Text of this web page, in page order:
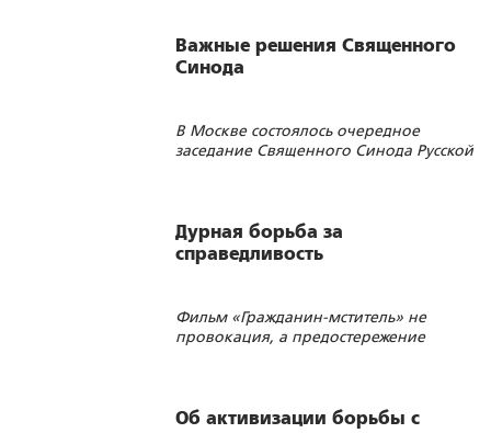
Важные решения Священного
Синода
В Москве состоялось очередное
заседание Священного Синода Русской
Дурная борьба за
справедливость
Фильм «Гражданин-мститель» не
провокация, а предостережение
Об активизации борьбы с